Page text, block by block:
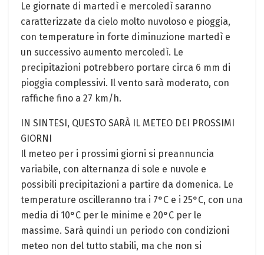
Le giornate di martedì e mercoledì saranno
caratterizzate da cielo molto nuvoloso e pioggia,
con temperature in forte diminuzione martedì e
un successivo aumento mercoledì. Le
precipitazioni potrebbero portare circa 6 mm di
pioggia complessivi. Il vento sarà moderato, con
raffiche fino a 27 km/h.
IN SINTESI, QUESTO SARÀ IL METEO DEI PROSSIMI
GIORNI
Il meteo per i prossimi giorni si preannuncia
variabile, con alternanza di sole e nuvole e
possibili precipitazioni a partire da domenica. Le
temperature oscilleranno tra i 7°C e i 25°C, con una
media di 10°C per le minime e 20°C per le
massime. Sarà quindi un periodo con condizioni
meteo non del tutto stabili, ma che non si